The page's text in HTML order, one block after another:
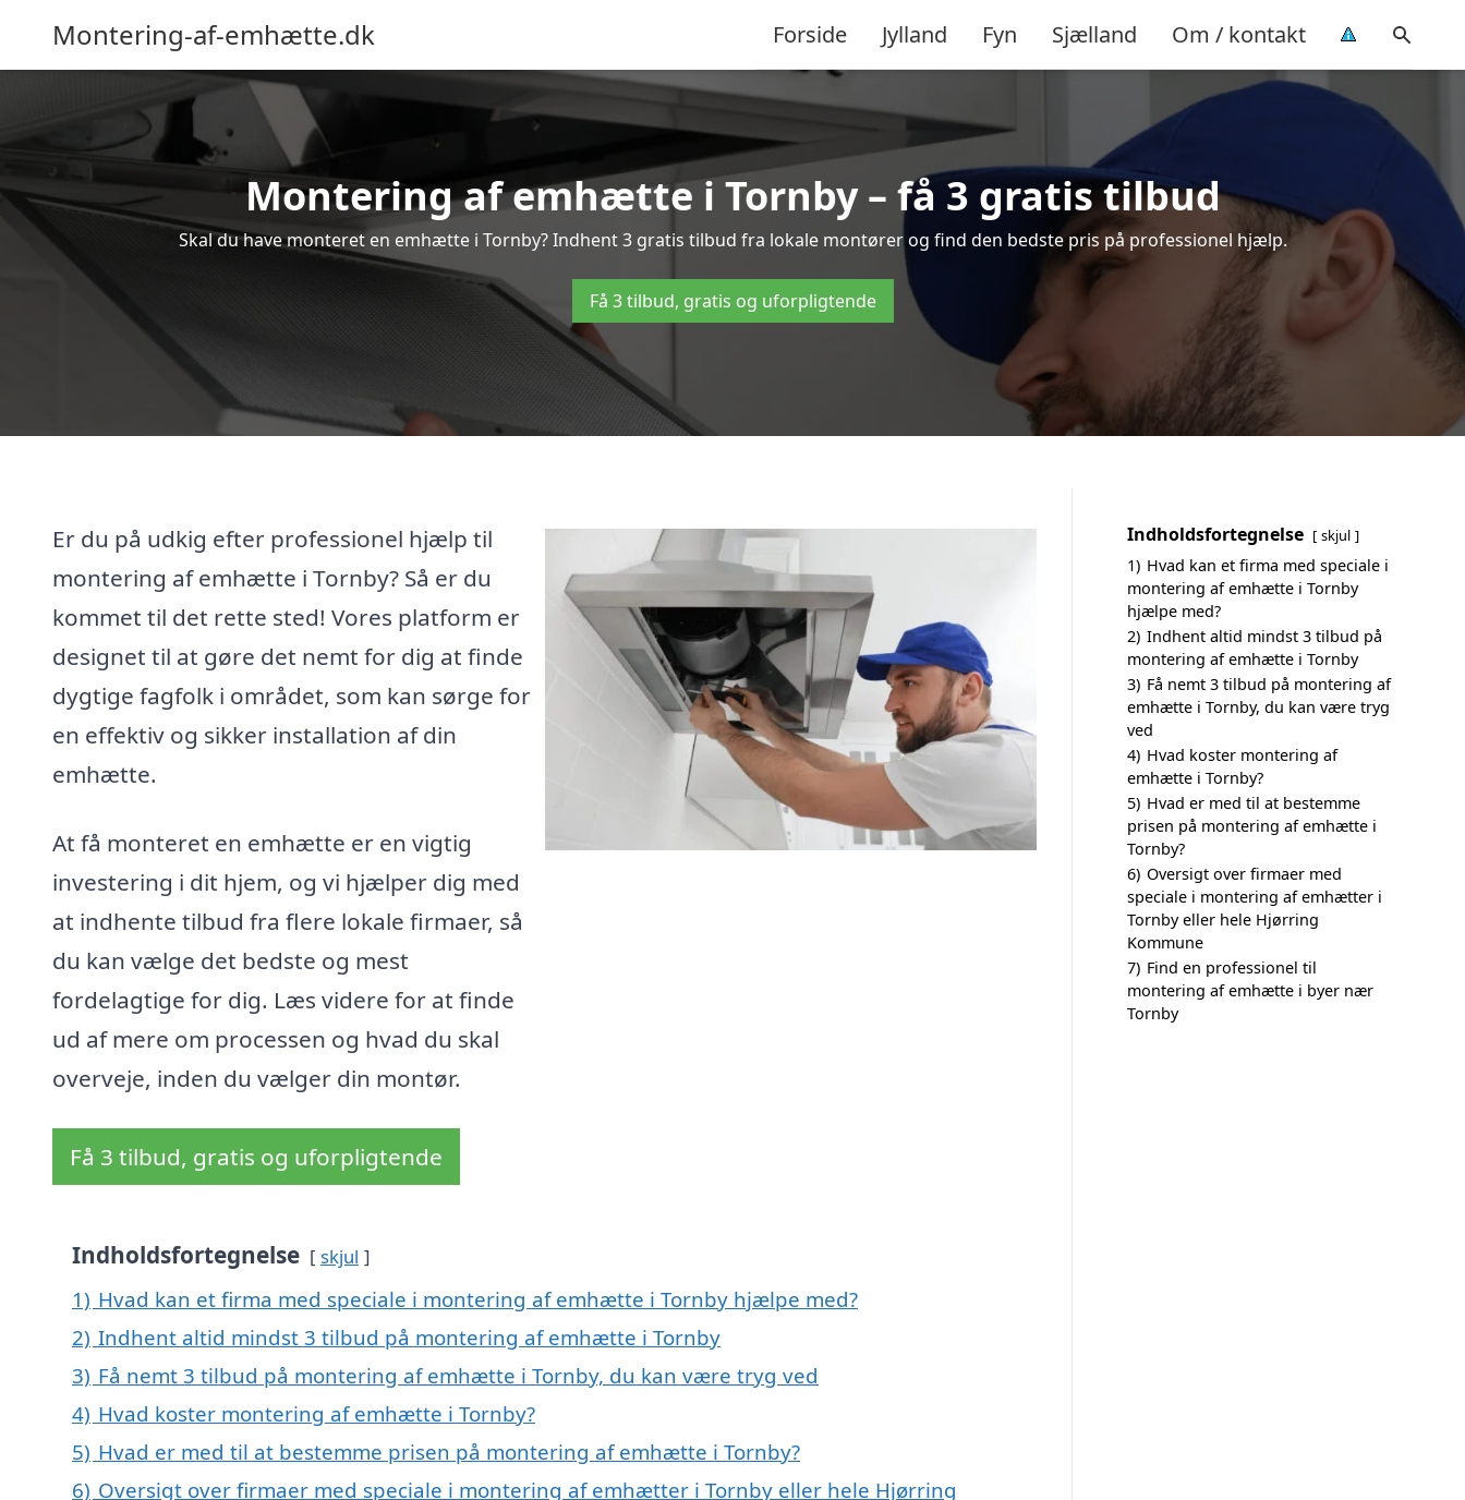
Montering-af-emhætte.dk Forside Jylland Fyn Sjælland Om / kontakt
Montering af emhætte i Tornby – få 3 gratis tilbud
Skal du have monteret en emhætte i Tornby? Indhent 3 gratis tilbud fra lokale montører og find den bedste pris på professionel hjælp.
Få 3 tilbud, gratis og uforpligtende
Er du på udkig efter professionel hjælp til
montering af emhætte i Tornby? Så er du
kommet til det rette sted! Vores platform er
designet til at gøre det nemt for dig at finde
dygtige fagfolk i området, som kan sørge for
en effektiv og sikker installation af din
emhætte.
At få monteret en emhætte er en vigtig
investering i dit hjem, og vi hjælper dig med
at indhente tilbud fra flere lokale firmaer, så
du kan vælge det bedste og mest
fordelagtige for dig. Læs videre for at finde
ud af mere om processen og hvad du skal
overveje, inden du vælger din montør.
Få 3 tilbud, gratis og uforpligtende
Indholdsfortegnelse skjul
1) Hvad kan et firma med speciale i montering af emhætte i Tornby hjælpe med?
2) Indhent altid mindst 3 tilbud på montering af emhætte i Tornby
3) Få nemt 3 tilbud på montering af emhætte i Tornby, du kan være tryg ved
4) Hvad koster montering af emhætte i Tornby?
5) Hvad er med til at bestemme prisen på montering af emhætte i Tornby?
6) Oversigt over firmaer med speciale i montering af emhætter i Tornby eller hele Hjørring
Indholdsfortegnelse skjul
1) Hvad kan et firma med speciale i
montering af emhætte i Tornby
hjælpe med?
2) Indhent altid mindst 3 tilbud på
montering af emhætte i Tornby
3) Få nemt 3 tilbud på montering af
emhætte i Tornby, du kan være tryg
ved
4) Hvad koster montering af
emhætte i Tornby?
5) Hvad er med til at bestemme
prisen på montering af emhætte i
Tornby?
6) Oversigt over firmaer med
speciale i montering af emhætter i
Tornby eller hele Hjørring
Kommune
7) Find en professionel til
montering af emhætte i byer nær
Tornby